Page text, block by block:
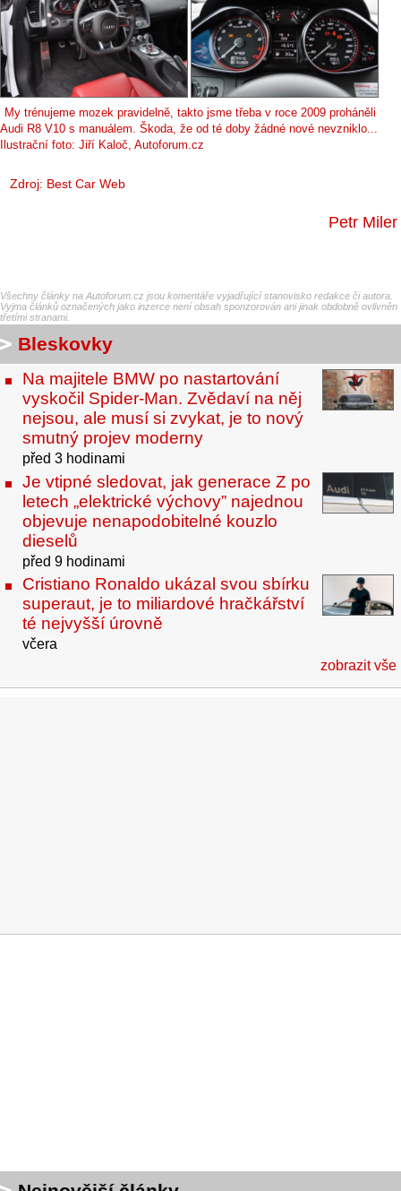
My trénujeme mozek pravidelně, takto jsme třeba v roce 2009 proháněli
Audi R8 V10 s manuálem. Škoda, že od té doby žádné nové nevzniklo...
Ilustrační foto: Jiří Kaloč, Autoforum.cz
Zdroj: Best Car Web
Petr Miler
Všechny články na Autoforum.cz jsou komentáře vyjadřující stanovisko redakce či autora.
Vyjma článků označených jako inzerce není obsah sponzorován ani jinak obdobně ovlivněn
třetími stranami.
Bleskovky
Na majitele BMW po nastartování
vyskočil Spider-Man. Zvědaví na něj
nejsou, ale musí si zvykat, je to nový
smutný projev moderny
před 3 hodinami
Je vtipné sledovat, jak generace Z po
letech „elektrické výchovy” najednou
objevuje nenapodobitelné kouzlo
dieselů
před 9 hodinami
Cristiano Ronaldo ukázal svou sbírku
superaut, je to miliardové hračkářství
té nejvyšší úrovně
včera
zobrazit vše